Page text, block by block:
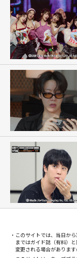
このサイトでは、当日か
まではガイド誌（有料）
変更される場合があります